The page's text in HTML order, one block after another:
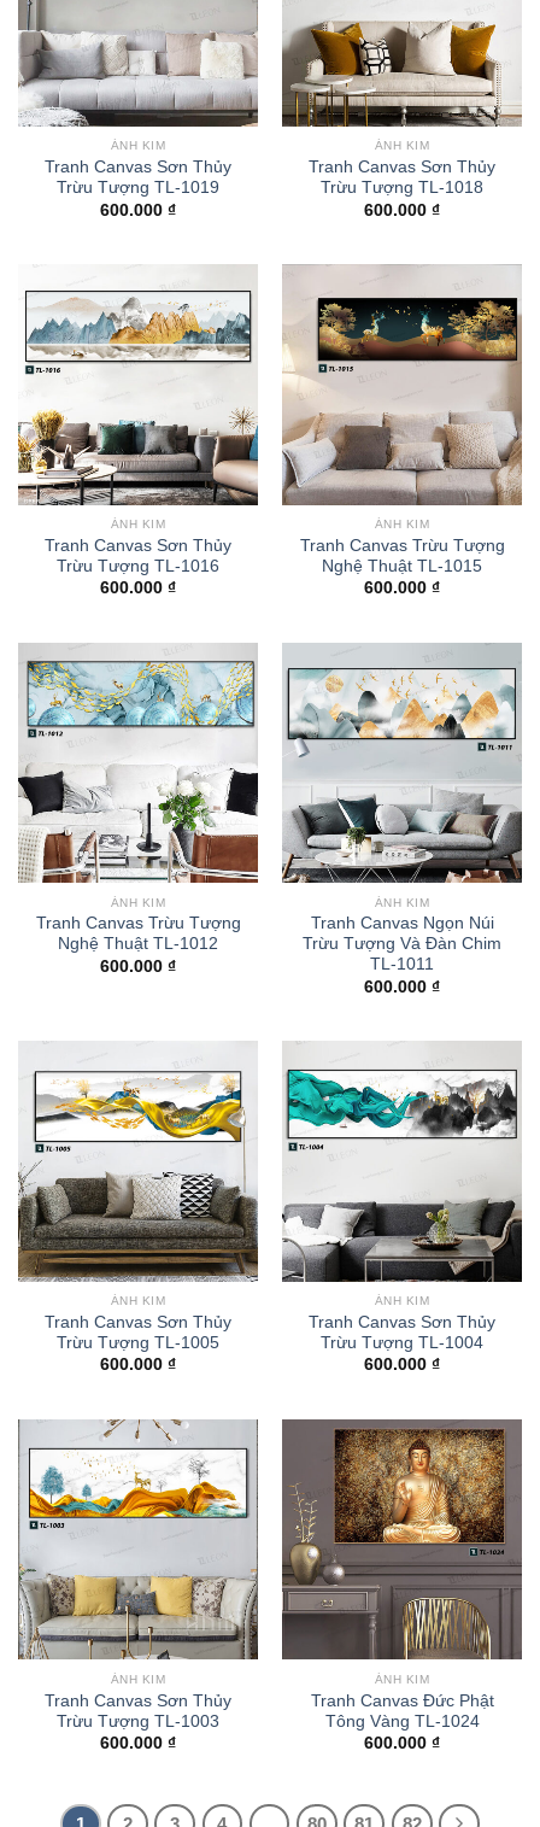
ÁNH KIM
Tranh Canvas Sơn Thủy
Trừu Tượng TL-1019
600.000 ₫
ÁNH KIM
Tranh Canvas Sơn Thủy
Trừu Tượng TL-1018
600.000 ₫
ÁNH KIM
Tranh Canvas Sơn Thủy
Trừu Tượng TL-1016
600.000 ₫
ÁNH KIM
Tranh Canvas Trừu Tượng
Nghệ Thuật TL-1015
600.000 ₫
ÁNH KIM
Tranh Canvas Trừu Tượng
Nghệ Thuật TL-1012
600.000 ₫
ÁNH KIM
Tranh Canvas Ngọn Núi
Trừu Tượng Và Đàn Chim
TL-1011
600.000 ₫
ÁNH KIM
Tranh Canvas Sơn Thủy
Trừu Tượng TL-1005
600.000 ₫
ÁNH KIM
Tranh Canvas Sơn Thủy
Trừu Tượng TL-1004
600.000 ₫
ÁNH KIM
Tranh Canvas Sơn Thủy
Trừu Tượng TL-1003
600.000 ₫
ÁNH KIM
Tranh Canvas Đức Phật
Tông Vàng TL-1024
600.000 ₫